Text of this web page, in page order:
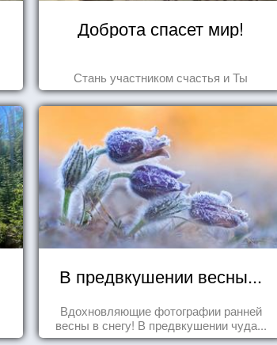
Доброта спасет мир!
Стань участником счастья и Ты
В предвкушении весны...
Вдохновляющие фотографии ранней
весны в снегу! В предвкушении чуда...